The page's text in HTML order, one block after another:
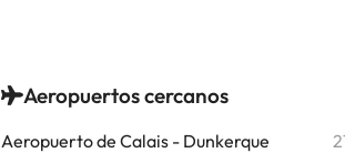
Aeropuertos cercanos
Aeropuerto de Calais - Dunkerque